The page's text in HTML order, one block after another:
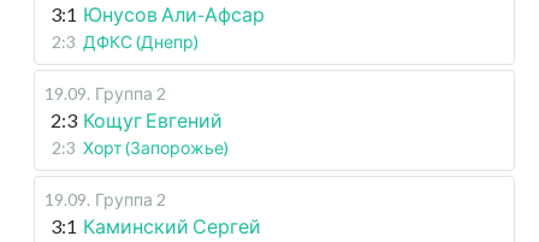
3:1 Юнусов Али-Афсар
2:3 ДФКС (Днепр)
19.09. Группа 2
2:3 Кощуг Евгений
2:3 Хорт (Запорожье)
19.09. Группа 2
3:1 Каминский Сергей